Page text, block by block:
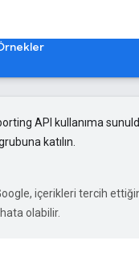
API kullanıma
katılın.
içerikleri tercih
olabilir.